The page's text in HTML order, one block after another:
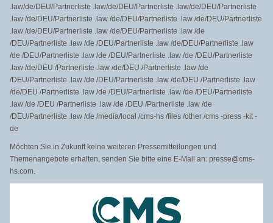
.law/de/DEU/Partnerliste .law/de/DEU/Partnerliste .law/de/DEU/Partnerliste
.law /de/DEU/Partnerliste .law /de/DEU/Partnerliste .law /de/DEU/Partnerliste
.law /de/DEU/Partnerliste .law /de/DEU/Partnerliste .law /de
/DEU/Partnerliste .law /de /DEU/Partnerliste .law /de/DEU/Partnerliste .law
/de /DEU/Partnerliste .law /de /DEU/Partnerliste .law /de /DEU/Partnerliste
.law /de/DEU /Partnerliste .law /de/DEU /Partnerliste .law /de
/DEU/Partnerliste .law /de /DEU/Partnerliste .law /de/DEU /Partnerliste .law
/de/DEU /Partnerliste .law /de /DEU/Partnerliste .law /de /DEU/Partnerliste
.law /de /DEU /Partnerliste .law /de /DEU /Partnerliste .law /de
/DEU/Partnerliste .law /de /media/local /cms-hs /files /other /cms -press -kit -
de
Möchten Sie in Zukunft keine weiteren Pressemitteilungen und
Themenangebote erhalten, senden Sie bitte eine E-Mail an: presse@cms-
hs.com.